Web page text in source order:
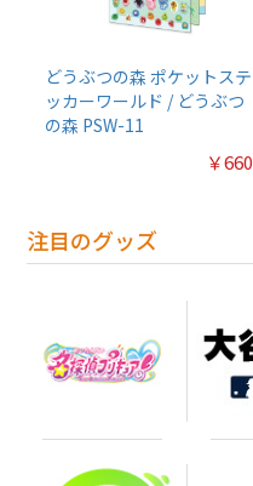
どうぶつの森 ポケットステ
ッカーワールド / どうぶつ
の森 PSW-11
￥660
注目のグッズ